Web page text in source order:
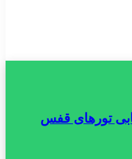
تورهای قفس